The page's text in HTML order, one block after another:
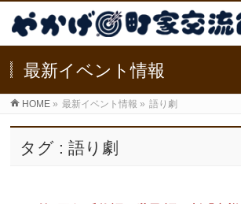
最新イベント情報
HOME » 最新イベント情報 » 語り劇
タグ : 語り劇